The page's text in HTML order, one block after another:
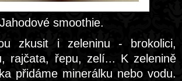
Jahodové smoothie.
zkusit i zeleninu - brokolici,
rajčata, řepu, zelí... K zelenině
přidáme minerálku nebo vodu.